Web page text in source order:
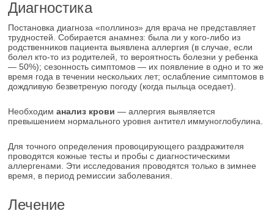
Диагностика
Постановка диагноза «поллиноз» для врача не представляет
трудностей. Собирается анамнез: была ли у кого-либо из
родственников пациента выявлена аллергия (в случае, если
болел кто-то из родителей, то вероятность болезни у ребенка
― 50%); сезонность симптомов ― их появление в одно и то же
время года в течении нескольких лет; ослабление симптомов в
дождливую безветреную погоду (когда пыльца оседает).
Необходиманализ крови ― аллергия выявляется
превышением нормального уровня антител иммуноглобулина.
Для точного определения провоцирующего раздражителя
проводятся кожные тесты и пробы с диагностическими
аллергенами. Эти исследования проводятся только в зимнее
время, в период ремиссии заболевания.
Лечение